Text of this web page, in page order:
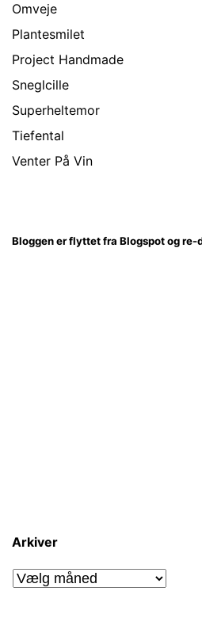
Omveje
Plantesmilet
Project Handmade
Sneglcille
Superheltemor
Tiefental
Venter På Vin
Bloggen er flyttet fra Blogspot og re-
Arkiver
Arkiver